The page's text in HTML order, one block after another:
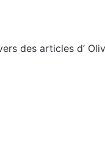
des articles d’